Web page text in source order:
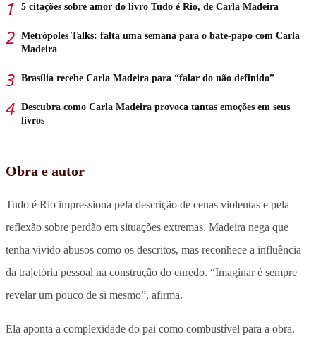
5 citações sobre amor do livro Tudo é Rio, de Carla Madeira
Metrópoles Talks: falta uma semana para o bate-papo com Carla
Madeira
Brasília recebe Carla Madeira para “falar do não definido”
Descubra como Carla Madeira provoca tantas emoções em seus
livros
Obra e autor
Tudo é Rio impressiona pela descrição de cenas violentas e pela
reflexão sobre perdão em situações extremas. Madeira nega que
tenha vivido abusos como os descritos, mas reconhece a influência
da trajetória pessoal na construção do enredo. “Imaginar é sempre
revelar um pouco de si mesmo”, afirma.
Ela aponta a complexidade do pai como combustível para a obra.